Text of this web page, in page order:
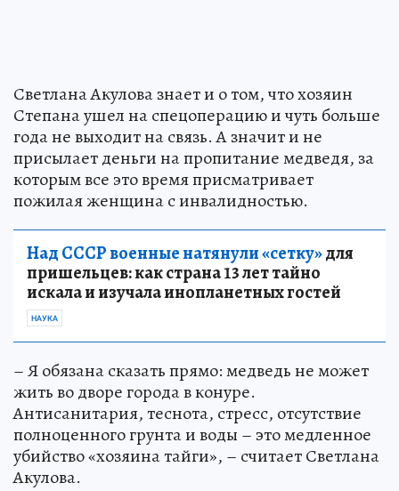
Светлана Акулова знает и о том, что хозяин
Степана ушел на спецоперацию и чуть больше
года не выходит на связь. А значит и не
присылает деньги на пропитание медведя, за
которым все это время присматривает
пожилая женщина с инвалидностью.
Над СССР военные натянули «сетку»для
пришельцев: как страна 13 лет тайно
искала и изучала инопланетных гостей
НАУКА
– Я обязана сказать прямо: медведь не может
жить во дворе города в конуре.
Антисанитария, теснота, стресс, отсутствие
полноценного грунта и воды – это медленное
убийство «хозяина тайги», – считает Светлана
Акулова.